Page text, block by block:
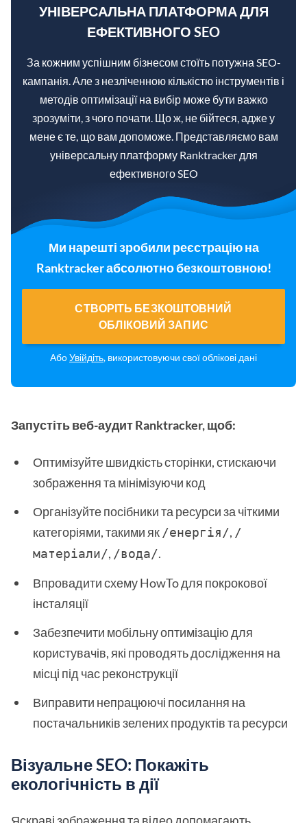
УНІВЕРСАЛЬНА ПЛАТФОРМА ДЛЯ
ЕФЕКТИВНОГО SEO
За кожним успішним бізнесом стоїть потужна SEO-
кампанія. Але з незліченною кількістю інструментів і
методів оптимізації на вибір може бути важко
зрозуміти, з чого почати. Що ж, не бійтеся, адже у
мене є те, що вам допоможе. Представляємо вам
універсальну платформу Ranktracker для
ефективного SEO
Ми нарешті зробили реєстрацію на
Ranktracker абсолютно безкоштовною!
СТВОРІТЬ БЕЗКОШТОВНИЙ
ОБЛІКОВИЙ ЗАПИС
АбоУвійдіть, використовуючи свої облікові дані
Запустіть веб-аудит Ranktracker, щоб:
Оптимізуйте швидкість сторінки, стискаючи
зображення та мінімізуючи код
Організуйте посібники та ресурси за чіткими
категоріями, такими як /енергія/, /
матеріали/, /вода/.
Впровадити схему HowTo для покрокової
інсталяції
Забезпечити мобільну оптимізацію для
користувачів, які проводять дослідження на
місці під час реконструкції
Виправити непрацюючі посилання на
постачальників зелених продуктів та ресурси
Візуальне SEO: Покажіть
екологічність в дії